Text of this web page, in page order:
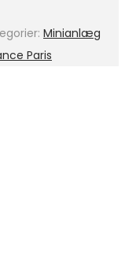
Minianlæg
Paris